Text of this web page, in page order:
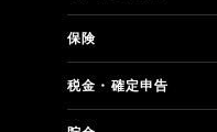
ログイン
保険
税金・確定申告